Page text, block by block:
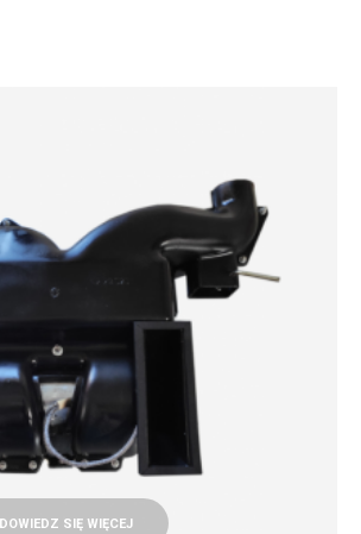
DOWIEDZ SIĘ WIĘCEJ